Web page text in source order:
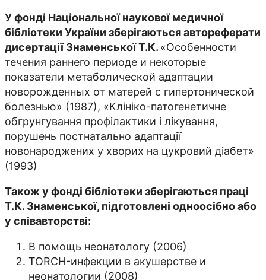
У фонді Національної наукової медичної
бібліотеки України зберігаються автореферати
дисертації Знаменської Т.К. «Особенности
течения раннего периоде и некоторые
показатели метаболической адаптации
новорожденных от матерей с гипертонической
болезнью» (1987), «Клініко-патогенетичне
обгрунгування профілактики і лікування,
порушень постнатально адаптації
новонароджених у хворих на цукровий діабет»
(1993)
Також у фонді бібліотеки зберігаються праці
Т.К. Знаменської, підготовлені одноосібно або
у співавторстві:
В помощь неонатологу (2006)
TORCH-инфекции в акушерстве и
неонатологии (2008)